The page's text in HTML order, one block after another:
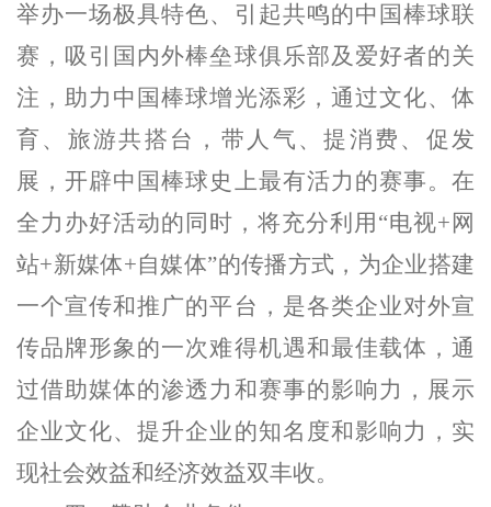
举办一场极具特色、引起共鸣的中国棒球联
赛，吸引国内外棒垒球俱乐部及爱好者的关
注，助力中国棒球增光添彩，通过文化、体
育、旅游共搭台，带人气、提消费、促发
展，开辟中国棒球史上最有活力的赛事。 在
全力办好活动的同时，将充分利用 “电视+ 网
站+新媒体+自媒体”的传播方式，为企业搭建
一个宣传和推广的平台，是各类企业对外宣
传品牌形象的一次难得机遇和最佳载体，通
过借助媒体的渗透力和赛事的影响力，展示
企业文化、提升企业的知名度和影响力，实
现社会效益和经济效益双丰收。